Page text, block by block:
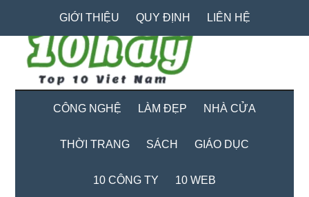
content
secondary
menu
primary
sidebar
GIỚI THIỆU QUY ĐỊNH LIÊN HỆ
CÔNG NGHỆ LÀM ĐẸP NHÀ CỬA
THỜI TRANG SÁCH GIÁO DỤC
10 CÔNG TY 10 WEB